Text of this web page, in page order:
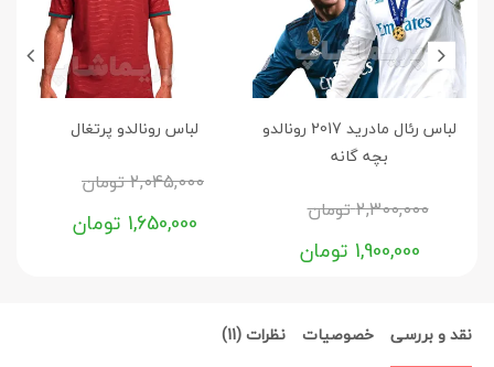
لباس رئال مادرید 2017 رونالدو
بچه گانه
2,300,000تومان
1,900,000 تومان
لباس رونالدو پرتغال
2,045,000تومان
1,650,000 تومان
نقد و بررسی خصوصیات نظرات (11)